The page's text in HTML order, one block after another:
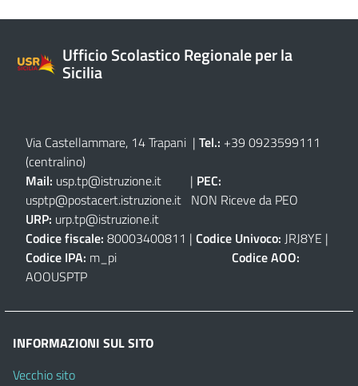
Ufficio Scolastico Regionale per la
Sicilia
Via Castellammare, 14 Trapani | Tel.: +39 0923599111
(centralino)
Mail: usp.tp@istruzione.it | PEC:
usptp@postacert.istruzione.it NON Riceve da PEO
URP: urp.tp@istruzione.it
Codice fiscale: 80003400811 | Codice Univoco: JRJ8YE |
Codice IPA: m_pi Codice AOO:
AOOUSPTP
INFORMAZIONI SUL SITO
Vecchio sito